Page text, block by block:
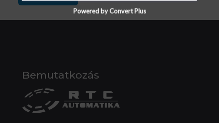
Bemutatkozás
Powered by Convert Plus